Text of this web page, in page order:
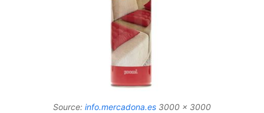
Source: info.mercadona.es 3000 x 3000